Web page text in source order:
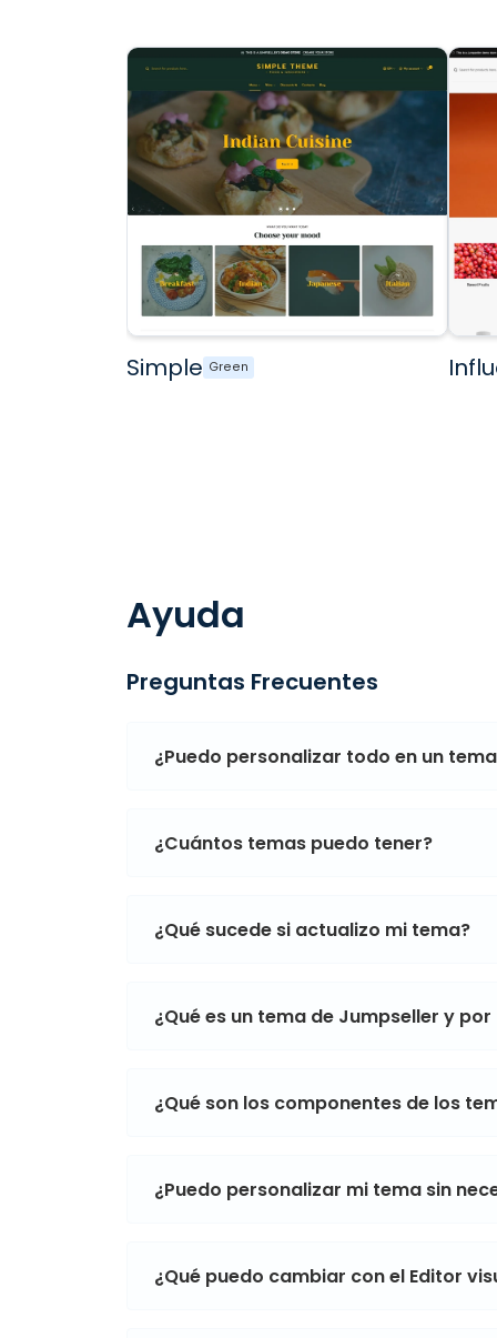
Simple Green
Ayuda
Preguntas Frecuentes
¿Puedo personalizar todo en un
¿Cuántos temas puedo tener?
¿Qué sucede si actualizo mi tema?
¿Qué es un tema de Jumpseller y
¿Qué son los componentes de los
¿Puedo personalizar mi tema sin
¿Qué puedo cambiar con el Editor